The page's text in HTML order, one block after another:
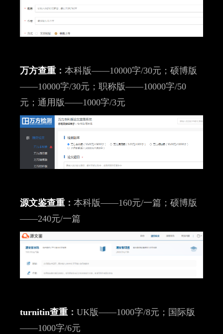
万方查重 ： 本科版——10000字/30元；硕博版
——10000字/30元；职称版——10000字/50
元；通用版——1000字/3元
源文鉴查重 ： 本科版——160元/一篇；硕博版
——240元/一篇
turnitin查重 ： UK版——1000字/8元；国际版
——1000字/6元